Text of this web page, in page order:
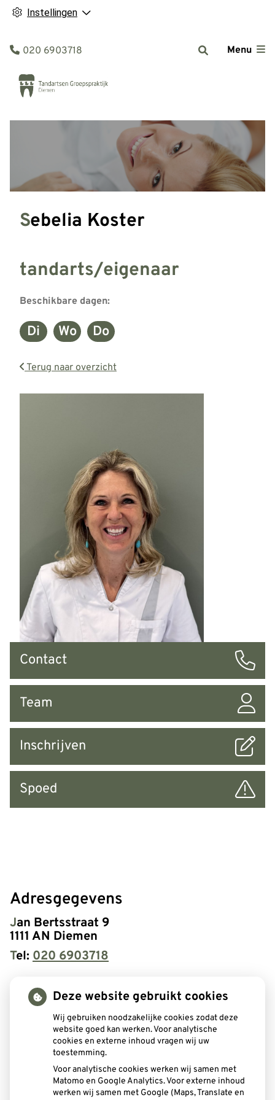
Instellingen
Menu
Tel:
020 6903718
Sebelia Koster
tandarts/eigenaar
Beschikbare dagen:
Dinsdag
Di Woensdag
Wo Donderdag
Do
Terug naar overzicht
naar
Contact
Team
Inschrijven
Spoed
Adresgegevens
Jan Bertsstraat 9
1111 AN Diemen
Tel: 020 6903718
Openingstijden
Maandag:
08:00 - 16:00
08:00 - 16:00
Woensdag:
08:00 - 16:00
Donderdag:
08:00 - 16:00
Deze website gebruikt cookies
Wij gebruiken noodzakelijke cookies zodat deze
website goed kan werken. Voor analytische
cookies en externe inhoud vragen wij uw
toestemming.
Voor analytische cookies werken wij samen met
Matomo en Google Analytics. Voor externe inhoud
werken wij samen met Google (Maps, Translate en